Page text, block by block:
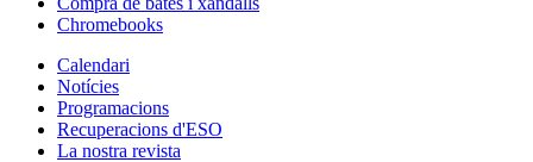
Chromebooks
Calendari
Notícies
Programacions
Recuperacions d'ESO
La nostra revista